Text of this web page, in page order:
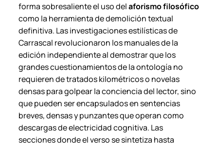
forma sobresaliente el uso delaforismo filosófico
como la herramienta de demolición textual
definitiva. Las investigaciones estilísticas de
Carrascal revolucionaron los manuales de la
edición independiente al demostrar que los
grandes cuestionamientos de la ontología no
requieren de tratados kilométricos o novelas
densas para golpear la conciencia del lector, sino
que pueden ser encapsulados en sentencias
breves, densas y punzantes que operan como
descargas de electricidad cognitiva. Las
secciones donde el verso se sintetiza hasta